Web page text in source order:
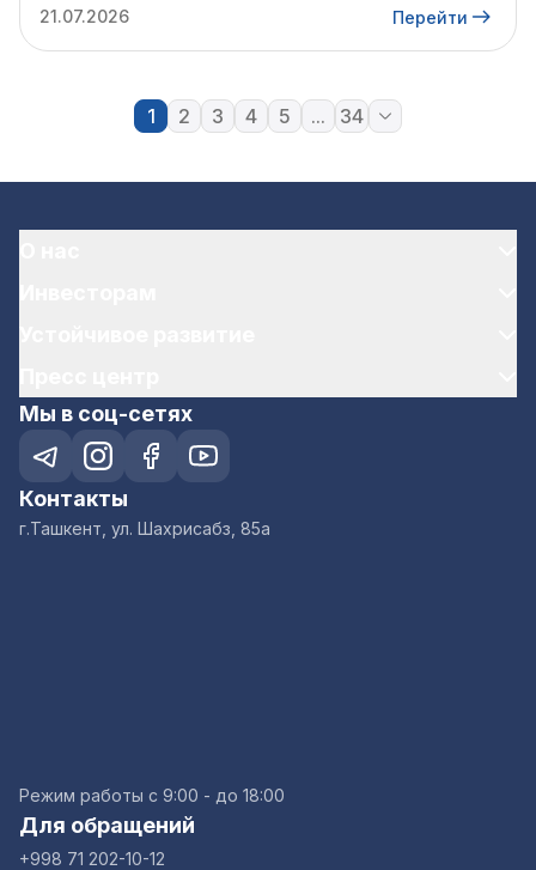
21.07.2026
Перейти
1 2 3 4 5 ... 34
Мы в соц-сетях
Контакты
г.Ташкент, ул. Шахрисабз, 85а
Режим работы с 9:00 - до 18:00
Для обращений
+998 71 202-10-12